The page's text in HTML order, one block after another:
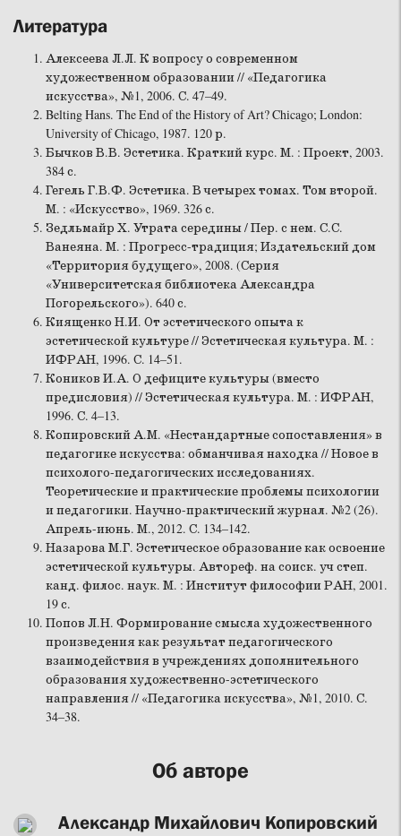
Литература
Алексеева Л.Л. К вопросу о современном
художественном образовании // «Педагогика
искусства», №1, 2006. С. 47–49.
Belting Hans. The End of the History of Art? Chicago; London:
University of Chicago, 1987. 120 р.
Бычков В.В. Эстетика. Краткий курс. М. : Проект, 2003.
384 с.
Гегель Г.В.Ф. Эстетика. В четырех томах. Том второй.
М. : «Искусство», 1969. 326 с.
Зедльмайр Х. Утрата середины / Пер. с нем. С.С.
Ванеяна. М. : Прогресс-традиция; Издательский дом
«Территория будущего», 2008. (Серия
«Университетская библиотека Александра
Погорельского»). 640 с.
Киященко Н.И. От эстетического опыта к
эстетической культуре // Эстетическая культура. М. :
ИФРАН, 1996. С. 14–51.
Коников И.А. О дефиците культуры (вместо
предисловия) // Эстетическая культура. М. : ИФРАН,
1996. С. 4–13.
Копировский А.М. «Нестандартные сопоставления» в
педагогике искусства: обманчивая находка // Новое в
психолого-педагогических исследованиях.
Теоретические и практические проблемы психологии
и педагогики. Научно-практический журнал. №2 (26).
Апрель-июнь. М., 2012. С. 134–142.
Назарова М.Г. Эстетическое образование как освоение
эстетической культуры. Автореф. на соиск. уч степ.
канд. филос. наук. М. : Институт философии РАН, 2001.
19 с.
Попов Л.Н. Формирование смысла художественного
произведения как результат педагогического
взаимодействия в учреждениях дополнительного
образования художественно-эстетического
направления // «Педагогика искусства», №1, 2010. С.
34–38.
Об авторе
Александр Михайлович Копировский